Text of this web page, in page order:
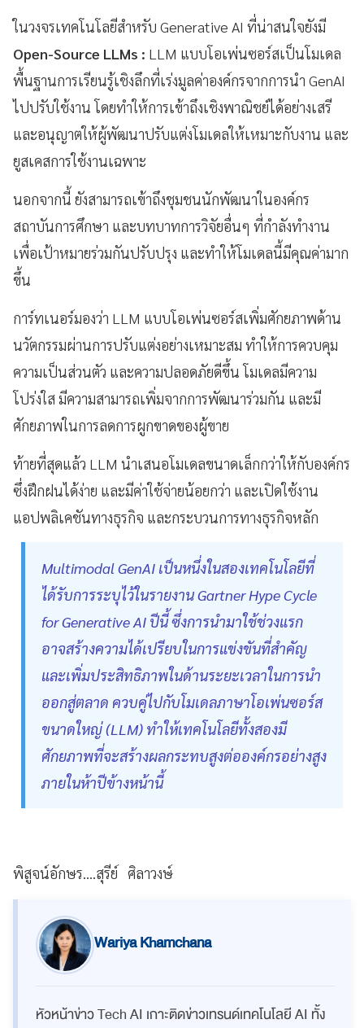
ในวงจรเทคโนโลยีสำหรับ Generative AI ที่น่าสนใจยังมี
Open-Source LLMs : LLM แบบโอเพ่นซอร์สเป็นโมเดล
พื้นฐานการเรียนรู้เชิงลึกที่เร่งมูลค่าองค์กรจากการนำ GenAI
ไปปรับใช้งาน โดยทำให้การเข้าถึงเชิงพาณิชย์ได้อย่างเสรี
และอนุญาตให้ผู้พัฒนาปรับแต่งโมเดลให้เหมาะกับงาน และ
ยูสเคสการใช้งานเฉพาะ
นอกจากนี้ ยังสามารถเข้าถึงชุมชนนักพัฒนาในองค์กร
สถาบันการศึกษา และบทบาทการวิจัยอื่นๆ ที่กำลังทำงาน
เพื่อเป้าหมายร่วมกันปรับปรุง และทำให้โมเดลนี้มีคุณค่ามาก
ขึ้น
การ์ทเนอร์มองว่า LLM แบบโอเพ่นซอร์สเพิ่มศักยภาพด้าน
นวัตกรรมผ่านการปรับแต่งอย่างเหมาะสม ทำให้การควบคุม
ความเป็นส่วนตัว และความปลอดภัยดีขึ้น โมเดลมีความ
โปร่งใส มีความสามารถเพิ่มจากการพัฒนาร่วมกัน และมี
ศักยภาพในการลดการผูกขาดของผู้ขาย
ท้ายที่สุดแล้ว LLM นำเสนอโมเดลขนาดเล็กกว่าให้กับองค์กร
ซึ่งฝึกฝนได้ง่าย และมีค่าใช้จ่ายน้อยกว่า และเปิดใช้งาน
แอปพลิเคชันทางธุรกิจ และกระบวนการทางธุรกิจหลัก
Multimodal GenAI เป็นหนึ่งในสองเทคโนโลยีที่
ได้รับการระบุไว้ในรายงาน Gartner Hype Cycle
for Generative AI ปีนี้ ซึ่งการนำมาใช้ช่วงแรก
อาจสร้างความได้เปรียบในการแข่งขันที่สำคัญ
และเพิ่มประสิทธิภาพในด้านระยะเวลาในการนำ
ออกสู่ตลาด ควบคู่ไปกับโมเดลภาษาโอเพ่นซอร์ส
ขนาดใหญ่ (LLM) ทำให้เทคโนโลยีทั้งสองมี
ศักยภาพที่จะสร้างผลกระทบสูงต่อองค์กรอย่างสูง
ภายในห้าปีข้างหน้านี้
พิสูจน์อักษร....สุรีย์ ศิลาวงษ์
Wariya Khamchana
หัวหน้าข่าว Tech AI เกาะติดข่าวเทรนด์เทคโนโลยี AI ทั้ง